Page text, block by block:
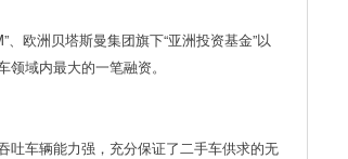
欧洲贝塔斯曼集团旗下“亚洲投资基金”以
域内最大的一笔融资。
吐车辆能力强，充分保证了二手车供求的无